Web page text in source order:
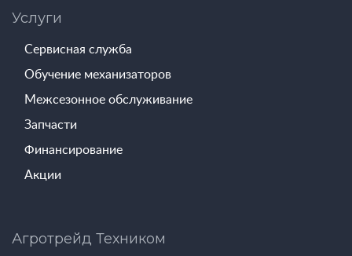
Услуги
Сервисная служба
Обучение механизаторов
Межсезонное обслуживание
Запчасти
Финансирование
Акции
Агротрейд Техником